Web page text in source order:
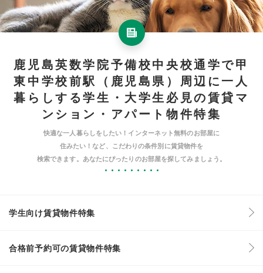
鹿児島英数学院予備校中央校通学で甲
東中学校前駅（鹿児島県）周辺に一人
暮らしする学生・大学生必見の賃貸マ
ンション・アパート物件特集
快適な一人暮らしをしたい！インターネット無料のお部屋に
住みたい！など、こだわりの条件別に賃貸物件を
検索できます。あなたにぴったりのお部屋を探してみましょう。
学生向け賃貸物件特集
合格前予約可の賃貸物件特集